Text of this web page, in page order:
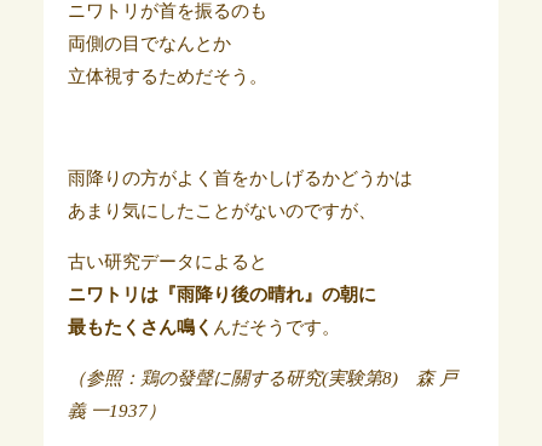
ニワトリが首を振るのも
両側の目でなんとか
立体視するためだそう。
雨降りの方がよく首をかしげるかどうかは
あまり気にしたことがないのですが、
古い研究データによると
ニワトリは『雨降り後の晴れ』の朝に
最もたくさん鳴く んだそうです。
（参照：鶏の發聲に關する研究(実験第8) 森 戸
義 一1937）